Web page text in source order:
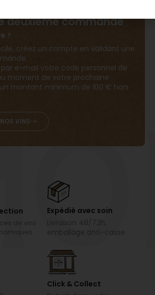
deuxième commande
?
créez un compte en validant une
par e-mail votre code personnel de
moment de votre prochaine
montant minimum de 100 € hors
VINS
de vins
Expédié avec soin
emballage anti-casse
Click & Collect